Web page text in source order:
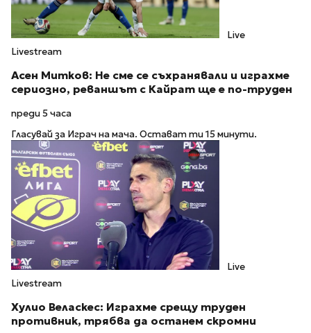
Live
Livestream
Асен Митков: Не сме се съхранявали и играхме
сериозно, реваншът с Кайрат ще е по-труден
преди 5 часа
Гласувай за Играч на мача. Остават ти 15 минути.
Live
Livestream
Хулио Веласкес: Играхме срещу труден
противник, трябва да останем скромни